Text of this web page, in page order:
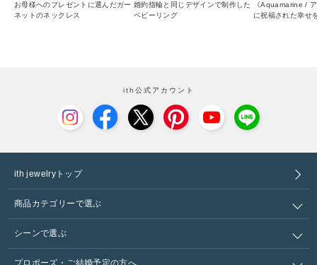
お母様へのプレゼントに選んだガー
ネットのネックレス
婚約指輪と同じデザインで制作した
ベビーリング
《Aquamarine /
に祝福された幸せ
ith公式アカウント
ith jewelryトップ
商品カテゴリーで選ぶ
シーンで選ぶ